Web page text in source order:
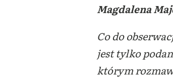
Magdalena
Co do
jest tylko
którym